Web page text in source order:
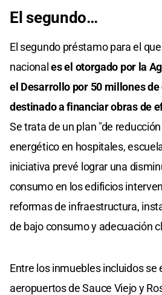
El segundo…
El segundo préstamo para el
nacionales el otorgado por la
el Desarrollo por 50 millones de
destinado a financiar obras de
Se trata de un plan "de
energético en hospitales,
iniciativa prevé lograr una
consumo en los edificios
reformas de infraestructura,
de bajo consumo y adecuación
Entre los inmuebles incluidos se
aeropuertos de Sauce Viejo y